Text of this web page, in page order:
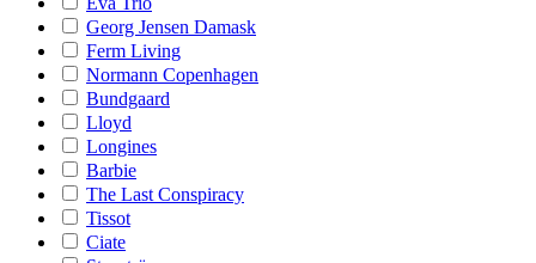
Georg Jensen Damask
Ferm Living
Normann Copenhagen
Bundgaard
Lloyd
Longines
Barbie
The Last Conspiracy
Tissot
Ciate